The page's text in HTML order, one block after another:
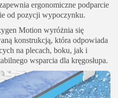
ergonomiczne podparcie
od pozycji wypoczynku.
Motion wyróżnia się
konstrukcją, która odpowiada
na plecach, boku, jak i
wsparcia dla kręgosłupa.